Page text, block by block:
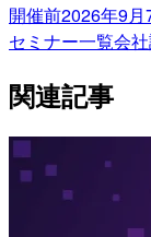
開催前2026年9月
セミナー一覧会
関連記事